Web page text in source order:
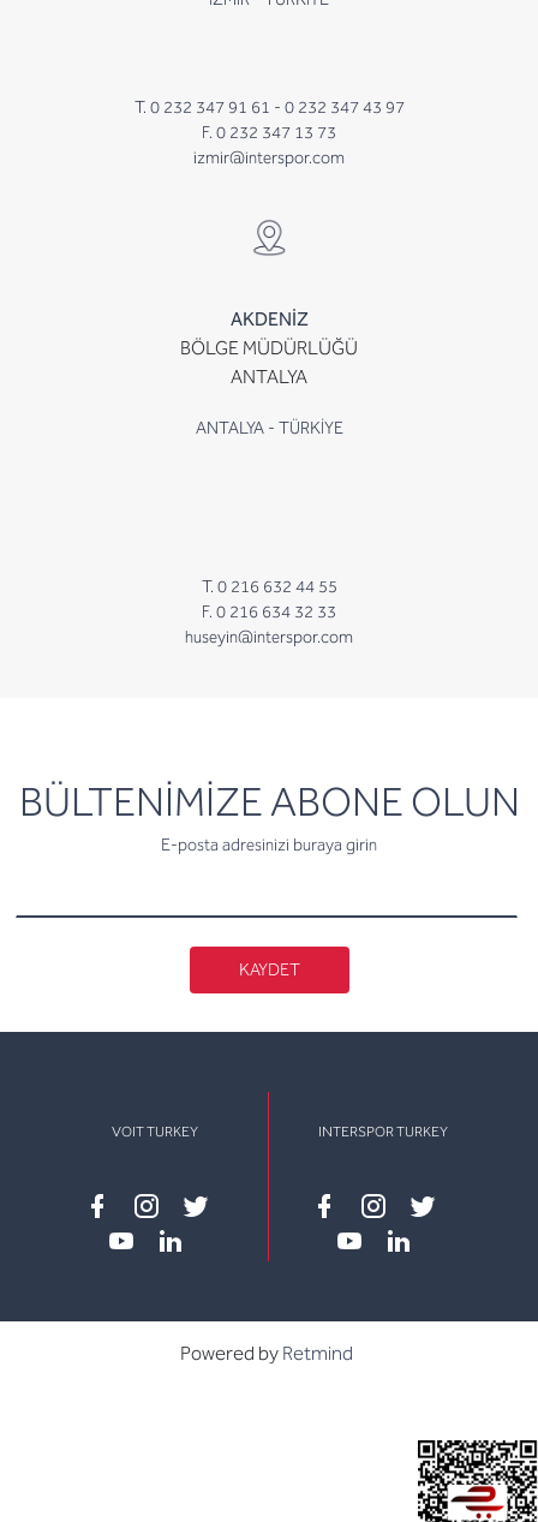
T. 0 232 347 91 61 - 0 232 347 43 97
F. 0 232 347 13 73
izmir@interspor.com
AKDENİZ
BÖLGE MÜDÜRLÜĞÜ
ANTALYA
ANTALYA - TÜRKİYE
T. 0 216 632 44 55
F. 0 216 634 32 33
huseyin@interspor.com
BÜLTENİMİZE ABONE OLUN
E-posta adresinizi buraya girin
newsletter
KAYDET
VOIT TURKEY
Facebook
instagram
twitter
INTERSPOR TURKEY
Facebook
instagram
twitter
Powered by Retmind